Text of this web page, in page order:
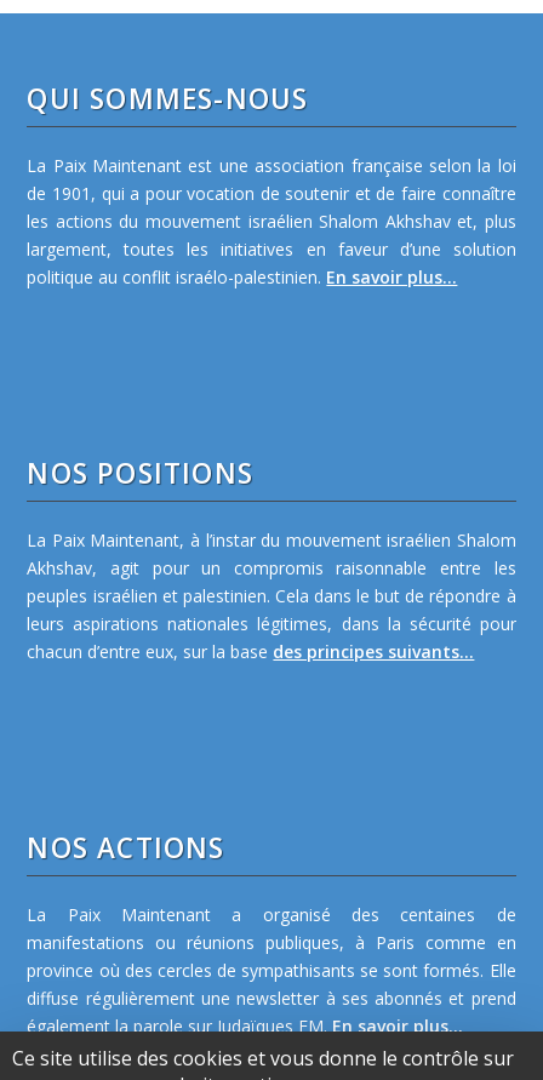
QUI SOMMES-NOUS
La Paix Maintenant est une association française selon la loi
de 1901, qui a pour vocation de soutenir et de faire connaître
les actions du mouvement israélien Shalom Akhshav et, plus
largement, toutes les initiatives en faveur d’une solution
politique au conflit israélo-palestinien. En savoir plus...
NOS POSITIONS
La Paix Maintenant, à l’instar du mouvement israélien Shalom
Akhshav, agit pour un compromis raisonnable entre les
peuples israélien et palestinien. Cela dans le but de répondre à
leurs aspirations nationales légitimes, dans la sécurité pour
chacun d’entre eux, sur la base des principes suivants...
NOS ACTIONS
La Paix Maintenant a organisé des centaines de
manifestations ou réunions publiques, à Paris comme en
province où des cercles de sympathisants se sont formés. Elle
diffuse régulièrement une newsletter à ses abonnés et prend
également la parole sur Judaïques FM.En savoir plus...
Ce site utilise des cookies et vous donne le contrôle sur